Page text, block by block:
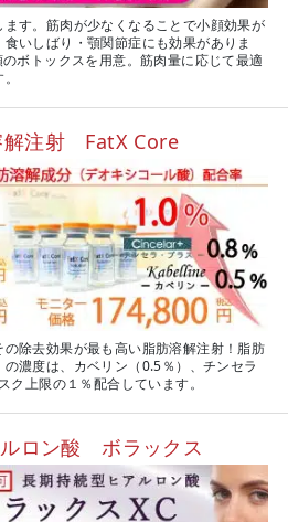
す。筋肉が少なくなることで小顔効果が
いしばり・顎関節症にも効果がありま
ボトックスを用意。筋肉量に応じて最適
解注射 FatX Core
除去効果が最も高い脂肪溶解注射！脂肪
濃度は、カベリン（0.5％）、チンセラ
上限の１％配合しています。
ロン酸 ボラックス